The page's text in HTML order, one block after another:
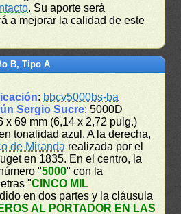
. Su aporte será
a mejorar la calidad de este
B, Tipo A
: bbcv5000bs-ba
Sergio Sucre: 5000D
x 69 mm (6,14 x 2,72 pulg.)
tonalidad azul. A la derecha,
de Miranda realizada por el
en 1835. En el centro, la
"5000" con la
"CINCO MIL
en dos partes y la cláusula
AL PORTADOR EN LAS